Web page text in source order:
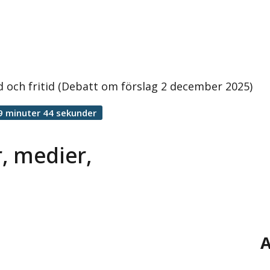
fritid (Debatt om förslag 2 december 2025)
medier,
minuter 44 sekunder